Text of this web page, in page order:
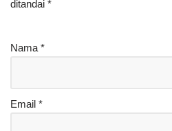
ditandai *
Nama *
Email *